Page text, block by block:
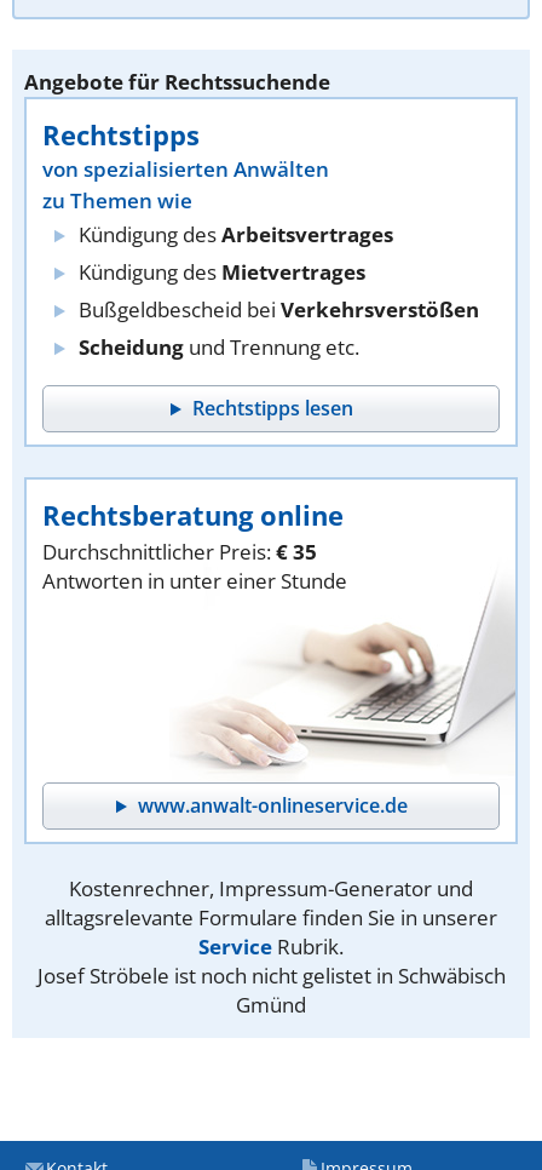
Angebote für Rechtssuchende
Rechtstipps
von spezialisierten Anwälten
zu Themen wie
Kündigung desArbeitsvertrages
Kündigung des Mietvertrages
Bußgeldbescheid bei Verkehrsverstößen
Scheidung und Trennung etc.
Rechtstipps lesen
Rechtsberatung online
Durchschnittlicher Preis:€ 35
Antworten in unter einer Stunde
www.anwalt-onlineservice.de
Kostenrechner, Impressum-Generator und
alltagsrelevante Formulare finden Sie in unserer
Service Rubrik.
Josef Ströbele ist noch nicht gelistet in Schwäbisch
Gmünd